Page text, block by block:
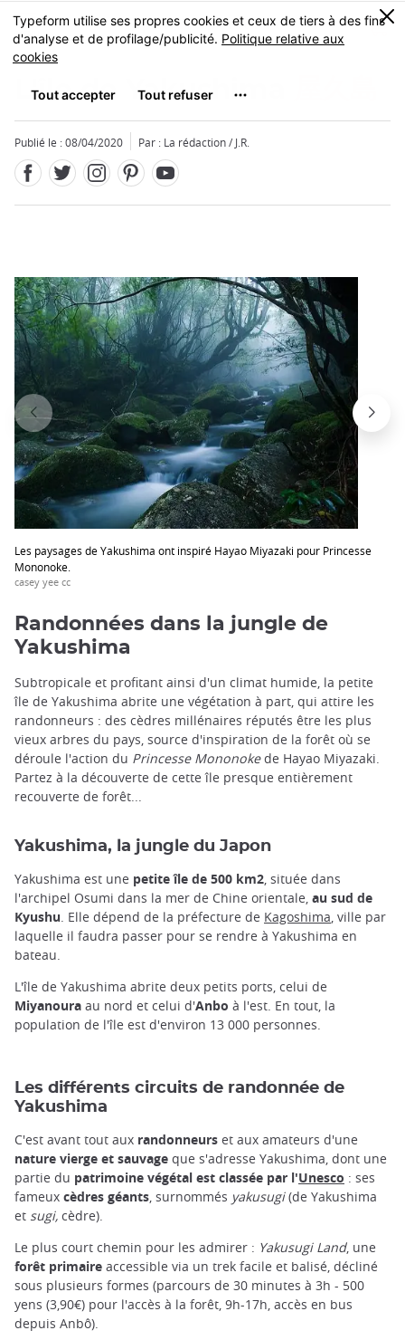
Skip
to
main
MENU
0
L'île de Yakushima
Publié le : 08/04/2020 Par : La rédaction / J.R.
Les paysages de Yakushima ont inspiré Hayao Miyazaki pour Princesse
Mononoke.
casey yee cc
Fermer
Randonnées dans la jungle de
Yakushima
Subtropicale et profitant ainsi d'un climat humide, la petite
île de Yakushima abrite une végétation à part, qui attire les
randonneurs : des cèdres millénaires réputés être les plus
vieux arbres du pays, source d'inspiration de la forêt où se
déroule l'action du Princesse Mononokede Hayao Miyazaki.
Partez à la découverte de cette île presque entièrement
recouverte de forêt...
Yakushima, la jungle du Japon
Yakushima est une petite île de 500 km2, située dans
l'archipel Osumi dans la mer de Chine orientale, au sud de
Kyushu. Elle dépend de la préfecture de Kagoshima, ville par
laquelle il faudra passer pour se rendre à Yakushima en
bateau.
L'île de Yakushima abrite deux petits ports, celui de
Miyanoura au nord et celui d'Anbo à l'est. En tout, la
population de l'île est d'environ 13 000 personnes.
Les différents circuits de randonnée de
Yakushima
C'est avant tout aux randonneurs et aux amateurs d'une
nature vierge et sauvage que s'adresse Yakushima, dont une
partie du patrimoine végétal est classée par l'Unesco : ses
fameux cèdres géants, surnommés yakusugi(de Yakushima
et sugi, cèdre).
Le plus court chemin pour les admirer : Yakusugi Land, une
forêt primaire accessible via un trek facile et balisé, décliné
sous plusieurs formes (parcours de 30 minutes à 3h - 500
yens (3,90€) pour l'accès à la forêt, 9h-17h, accès en bus
depuis Anbô).
Fermer